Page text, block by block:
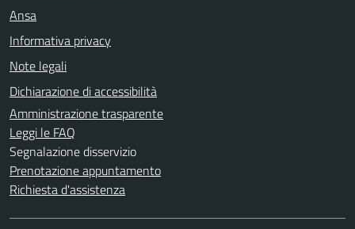
Ansa
Informativa privacy
Note legali
Dichiarazione di accessibilità
Amministrazione trasparente
Leggi le FAQ
Segnalazione disservizio
Prenotazione appuntamento
Richiesta d'assistenza